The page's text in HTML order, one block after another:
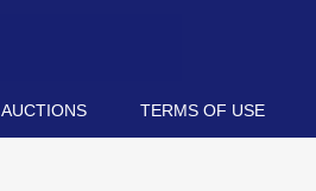
AUCTIONS TERMS OF USE